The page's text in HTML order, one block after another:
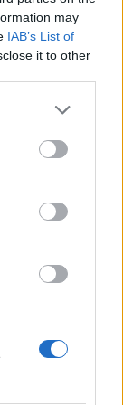
may
IAB’s List of
it to other
políticas
Centro de
a
de
de
Sónia
da Câmara
Beira
Região
de “forte
que
atrair novos
população e
assente na
do